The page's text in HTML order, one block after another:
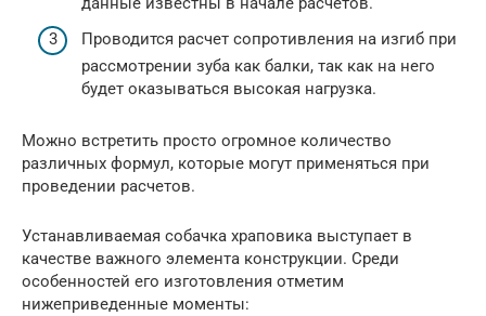
Проводится расчет сопротивления на изгиб при
рассмотрении зуба как балки, так как на него
будет оказываться высокая нагрузка.
Можно встретить просто огромное количество
различных формул, которые могут применяться при
проведении расчетов.
Устанавливаемая собачка храповика выступает в
качестве важного элемента конструкции. Среди
особенностей его изготовления отметим
нижеприведенные моменты: